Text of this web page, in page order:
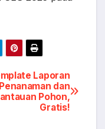
Laporan
dan
Pohon,
Gratis!